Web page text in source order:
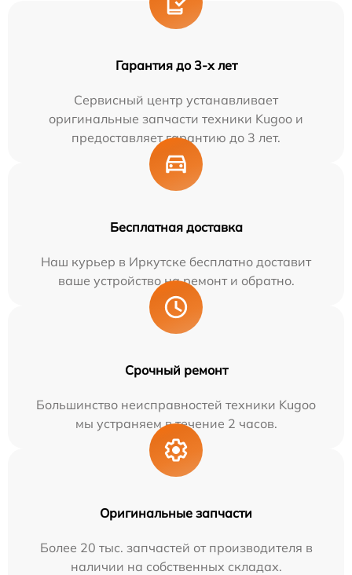
Гарантия до 3-х лет
Сервисный центр устанавливает
оригинальные запчасти техники Kugoo и
предоставляет гарантию до 3 лет.
Бесплатная доставка
Наш курьер в Иркутске бесплатно доставит
ваше устройство на ремонт и обратно.
Срочный ремонт
Большинство неисправностей техники Kugoo
мы устраняем в течение 2 часов.
Оригинальные запчасти
Более 20 тыс. запчастей от производителя в
наличии на собственных складах.